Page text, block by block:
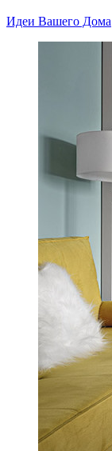
Идеи Вашего Дома